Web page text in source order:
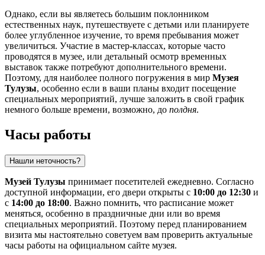
Однако, если вы являетесь большим поклонником
естественных наук, путешествуете с детьми или планируете
более углубленное изучение, то время пребывания может
увеличиться. Участие в мастер-классах, которые часто
проводятся в музее, или детальный осмотр временных
выставок также потребуют дополнительного времени.
Поэтому, для наиболее полного погружения в мир Музея
Тулузы, особенно если в ваши планы входит посещение
специальных мероприятий, лучше заложить в свой график
немного больше времени, возможно, до полдня.
Часы работы
Нашли неточность?
Музей Тулузы принимает посетителей ежедневно. Согласно
доступной информации, его двери открыты с 10:00 до 12:30 и
с 14:00 до 18:00. Важно помнить, что расписание может
меняться, особенно в праздничные дни или во время
специальных мероприятий. Поэтому перед планированием
визита мы настоятельно советуем вам проверить актуальные
часы работы на официальном сайте музея.